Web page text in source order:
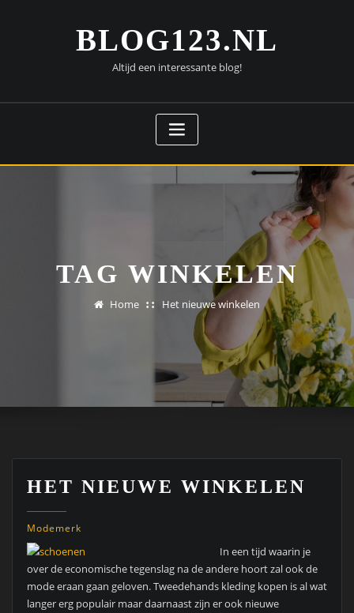
BLOG123.NL
Altijd een interessante blog!
TAG WINKELEN
Home Het nieuwe winkelen
HET NIEUWE WINKELEN
Modemerk
In een tijd waarin je
over de economische tegenslag na de andere hoort zal ook de
mode eraan gaan geloven. Tweedehands kleding kopen is al wat
langer erg populair maar daarnaast zijn er ook nieuwe